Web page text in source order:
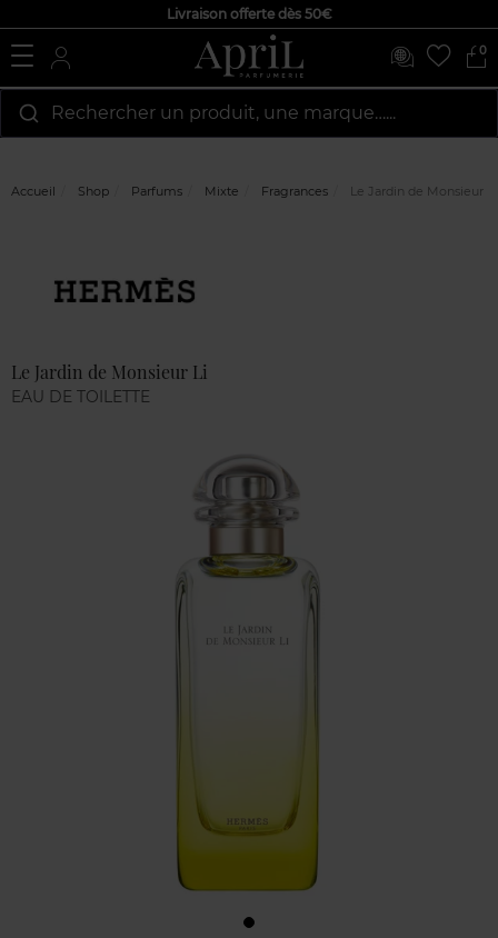
Livraison offerte dès 50€
0
Rechercher un produit, une marque…...
Accueil Shop Parfums Mixte Fragrances Le Jardin de Monsieur Li
Le Jardin de Monsieur Li
EAU DE TOILETTE